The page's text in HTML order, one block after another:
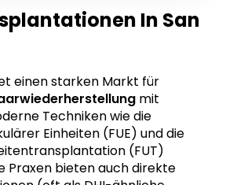
In San
einen starken Markt für
mit
Techniken wie die
Einheiten (FUE) und die
(FUT)
Praxen bieten auch direkte